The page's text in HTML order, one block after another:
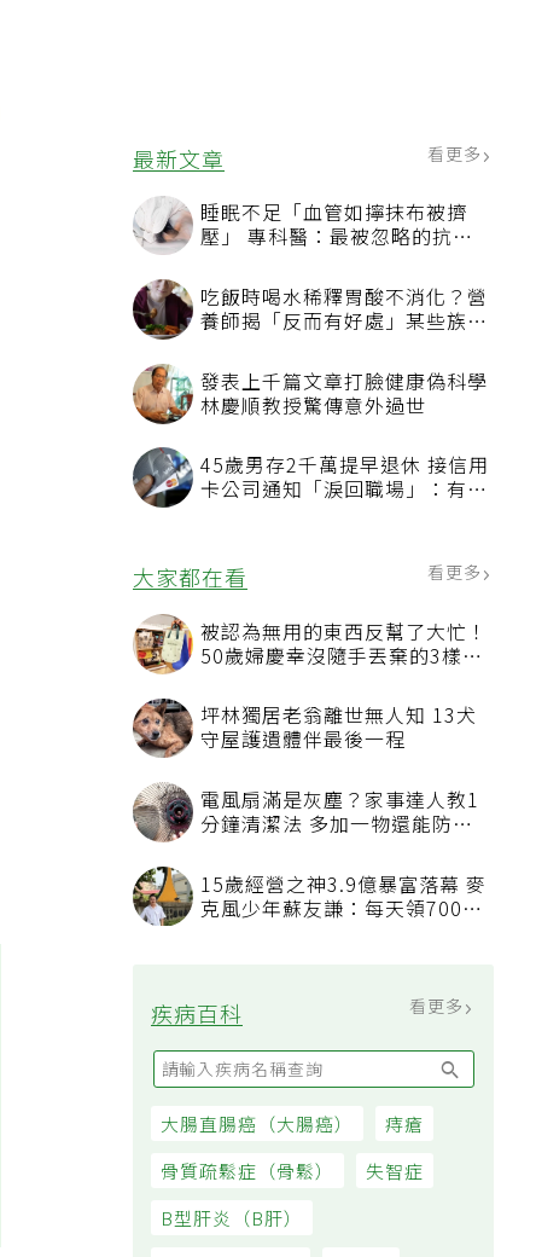
最新文章 看更多
睡眠不足「血管如擰抹布被擠
壓」 專科醫：最被忽略的抗老
吃飯時喝水稀釋胃酸不消化？營
養師揭「反而有好處」某些族群
發表上千篇文章打臉健康偽科學
林慶順教授驚傳意外過世
45歲男存2千萬提早退休 接信用
卡公司通知「淚回職場」：有錢
大家都在看
被認為無用的東西反幫了大忙！
50歲婦慶幸沒隨手丟棄的3樣物
坪林獨居老翁離世無人知 13犬
守屋護遺體伴最後一程
電風扇滿是灰塵？家事達人教1
15歲經營之神3.9億暴富落幕 麥
克風少年蘇友謙：每天領700元
疾病百科